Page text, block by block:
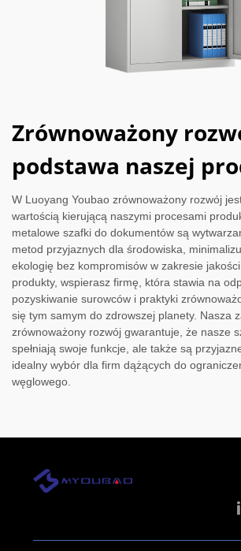
Zrównoważony
podstawa naszej
W Luoyang Youbao zrównoważony rozwój
wartością kierującą naszymi procesami
metalowe szafki do dokumentów są
metod przyjaznych dla środowiska,
ekologię bez kompromisów w zakresie
produkty, wspierasz firmę, która stawia na
pozyskiwanie surowców i praktyki
się tym samym do zdrowszej planety. Nasza
zrównoważony rozwój gwarantuje, że nasze
spełniają swoje funkcje, ale także są
idealny wybór dla firm dążących do
węglowego.